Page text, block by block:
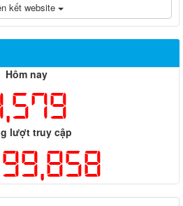
kết website
Hôm nay
lượt truy cập